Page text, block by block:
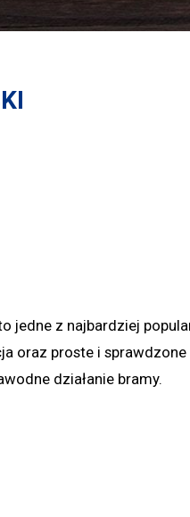
jedne z najbardziej
oraz proste i
działanie bramy.